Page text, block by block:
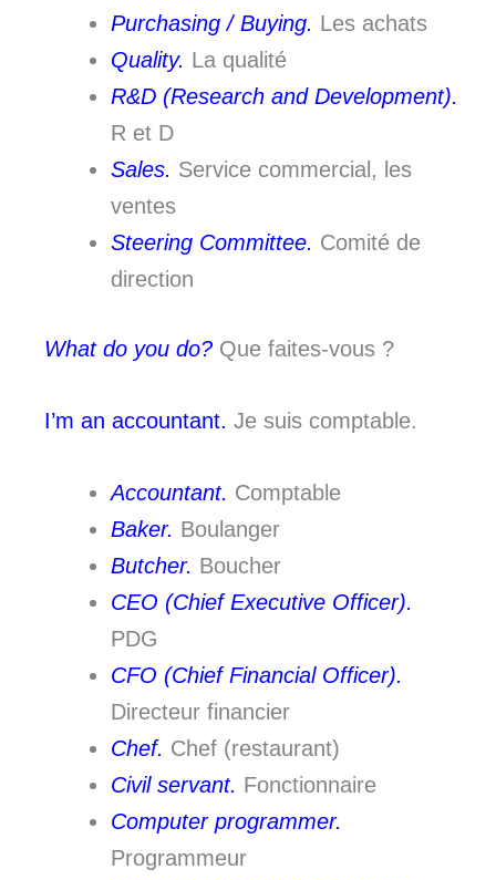
Purchasing / Buying. Les achats
Quality. La qualité
R&D (Research and Development).
R et D
Sales. Service commercial, les
ventes
Steering Committee. Comité de
direction
What do you do? Que faites-vous ?
I’m an accountant. Je suis comptable.
Accountant. Comptable
Baker. Boulanger
Butcher. Boucher
CEO (Chief Executive Officer).
PDG
CFO (Chief Financial Officer).
Directeur financier
Chef. Chef (restaurant)
Civil servant. Fonctionnaire
Computer programmer.
Programmeur